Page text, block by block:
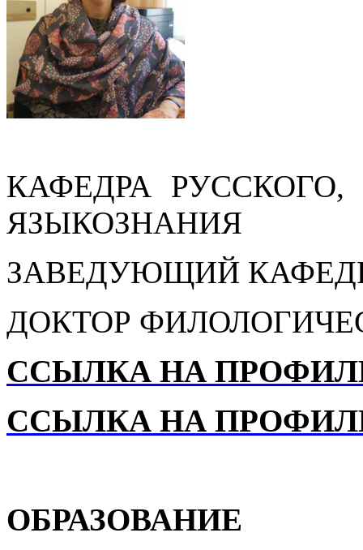
КАФЕДРА
ЯЗЫКОЗНАНИЯ
ЗАВЕДУЮЩИЙ
ДОКТОР
ССЫЛКА НА ПРОФИЛЬ
ССЫЛКА НА
ОБРАЗОВАНИЕ